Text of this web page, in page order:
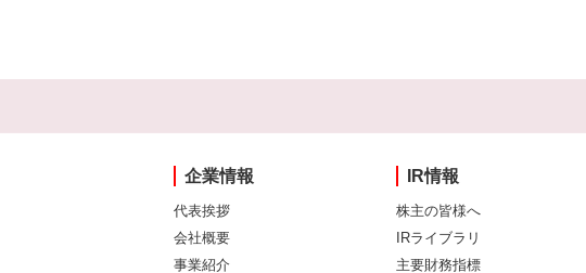
企業情報
代表挨拶
会社概要
事業紹介
IR情報
株主の皆様へ
IRライブラリ
主要財務指標